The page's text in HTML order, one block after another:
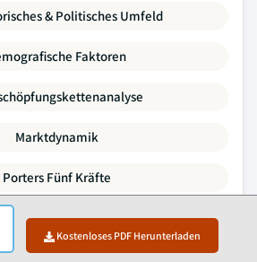
Kostenloses PDF Herunterladen
& Politisches Umfeld
Faktoren
Marktdynamik
Porters Fünf Kräfte
PESTLE-Analyse